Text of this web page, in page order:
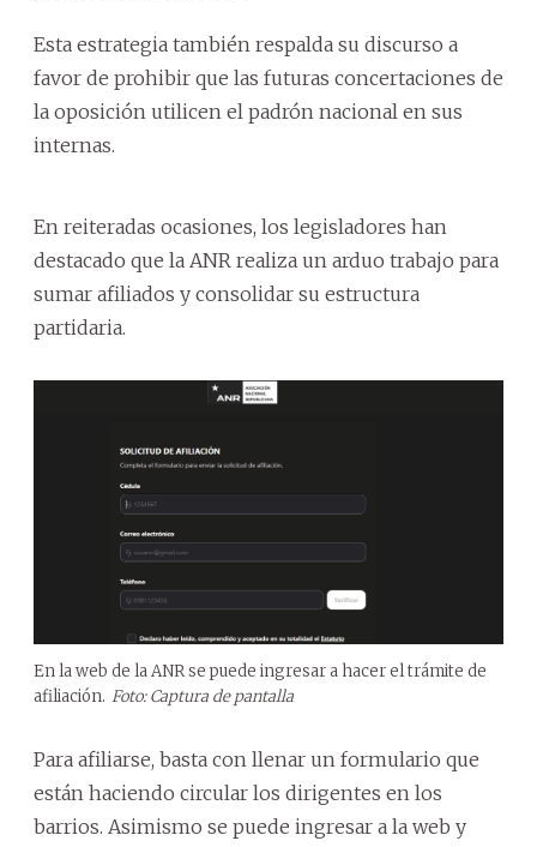
Esta estrategia también respalda su discurso a
favor de prohibir que las futuras concertaciones de
la oposición utilicen el padrón nacional en sus
internas.
En reiteradas ocasiones, los legisladores han
destacado que la ANR realiza un arduo trabajo para
sumar afiliados y consolidar su estructura
partidaria.
En la web de la ANR se puede ingresar a hacer el trámite de
afiliación. Foto: Captura de pantalla
Para afiliarse, basta con llenar un formulario que
están haciendo circular los dirigentes en los
barrios. Asimismo se puede ingresar a la web y